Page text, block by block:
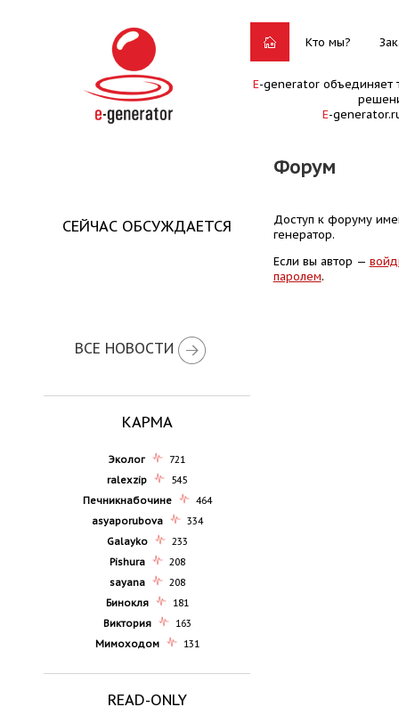
Кто мы?
E-generator объединяет
E-
Форум
СЕЙЧАС ОБСУЖДАЕТСЯ
ВСЕ НОВОСТИ
КАРМА
Эколог
721
ralexzip
545
Печникнабочине
464
asyaporubova
334
Galayko
233
Pishura
208
sayana
208
Бинокля
181
Виктория
163
Мимоходом
131
READ-ONLY
Доступ к форуму
генератор.
Если вы автор —
паролем.